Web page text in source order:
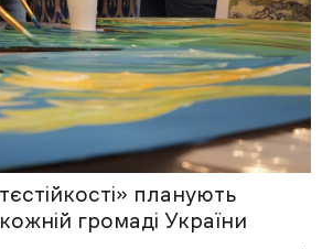
планують
громаді України